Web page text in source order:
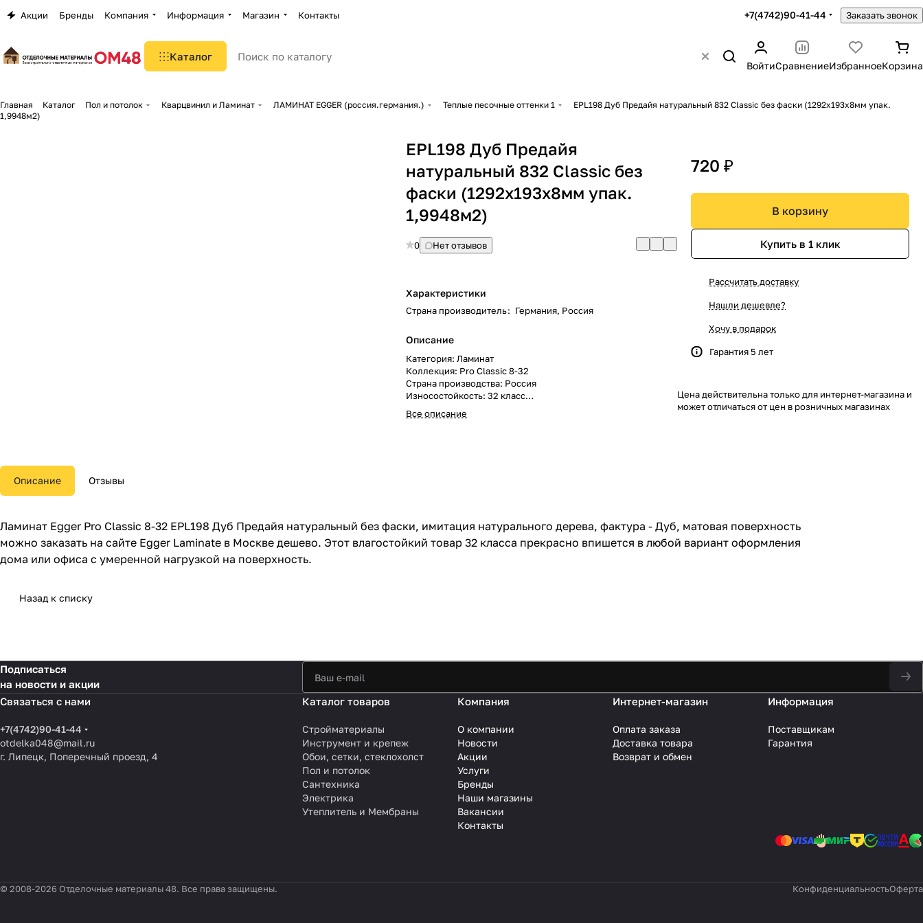
Акции Бренды Компания Информация Магазин Контакты +7(4742)90-41-44 Заказать звонок
Каталог
ВойтиСравнениеИзбранноеКорзина
Главная Каталог Пол и потолок Кварцвинил и Ламинат ЛАМИНАТ EGGER (россия.германия.) Теплые песочные оттенки 1
EPL198 Дуб Предайя натуральный 832 Сlassic без фаски (1292х193х8мм упак.
1,9948м2)
EPL198 Дуб Предайя
натуральный 832 Сlassic без
фаски (1292х193х8мм упак.
1,9948м2)
0 Нет отзывов
Характеристики
Страна производитель: Германия, Россия
Описание
Категория: Ламинат
Коллекция: Pro Classic 8-32
Страна производства: Россия
Износостойкость: 32 класс
Гарантия: 20 лет
Поверхность: матовая
Все описание
720 ₽
В корзину
Купить в 1 клик
Рассчитать доставку
Нашли дешевле?
Хочу в подарок
Гарантия 5 лет
Цена действительна только для интернет-магазина и
может отличаться от цен в розничных магазинах
Описание Отзывы
Ламинат Egger Pro Classic 8-32 EPL198 Дуб Предайя натуральный без фаски, имитация натурального дерева, фактура - Дуб, матовая поверхность
можно заказать на сайте Egger Laminate в Москве дешево. Этот влагостойкий товар 32 класса прекрасно впишется в любой вариант оформления
дома или офиса с умеренной нагрузкой на поверхность.
Назад к списку
Подписаться
на новости и акции
Связаться с нами
+7(4742)90-41-44
otdelka048@mail.ru
г. Липецк, Поперечный проезд, 4
Каталог товаров
Стройматериалы
Инструмент и крепеж
Обои, сетки, стеклохолст
Пол и потолок
Сантехника
Электрика
Утеплитель и Мембраны
Компания
О компании
Новости
Акции
Услуги
Бренды
Наши магазины
Вакансии
Контакты
Интернет-магазин
Оплата заказа
Доставка товара
Возврат и обмен
Информация
Поставщикам
Гарантия
© 2008-2026 Отделочные материалы 48. Все права защищены. КонфиденциальностьОферта